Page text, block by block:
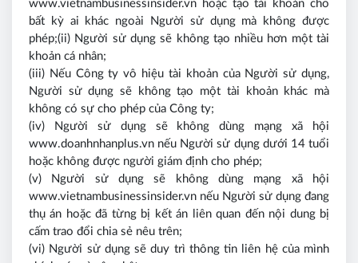
www.vietnambusinessinsider.vn hoặc tạo tài khoản cho
bất kỳ ai khác ngoài Người sử dụng mà không được
phép;(ii) Người sử dụng sẽ không tạo nhiều hơn một tài
khoản cá nhân;
(iii) Nếu Công ty vô hiệu tài khoản của Người sử dụng,
Người sử dụng sẽ không tạo một tài khoản khác mà
không có sự cho phép của Công ty;
(iv) Người sử dụng sẽ không dùng mạng xã hội
www.doanhnhanplus.vn nếu Người sử dụng dưới 14 tuổi
hoặc không được người giám định cho phép;
(v) Người sử dụng sẽ không dùng mạng xã hội
www.vietnambusinessinsider.vn nếu Người sử dụng đang
thụ án hoặc đã từng bị kết án liên quan đến nội dung bị
cấm trao đổi chia sẻ nêu trên;
(vi) Người sử dụng sẽ duy trì thông tin liên hệ của mình